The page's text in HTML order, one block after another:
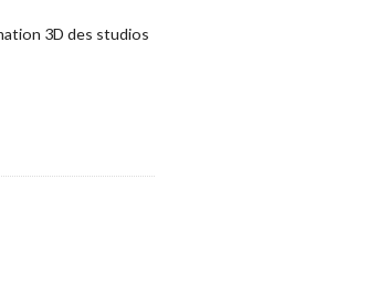
3D des studios